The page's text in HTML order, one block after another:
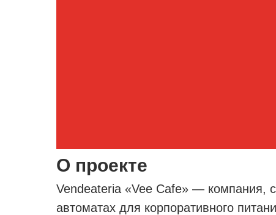
О проекте
Vendeateria «Vee Cafe» — компания,
автоматах для корпоративного